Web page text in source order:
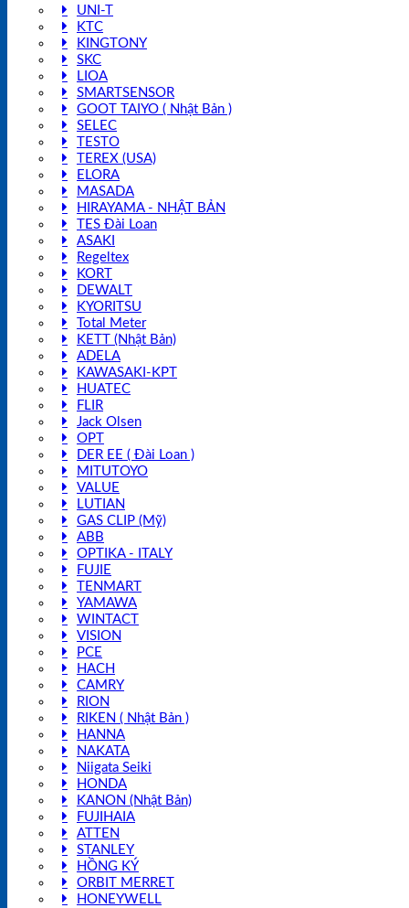
UNI-T
KTC
KINGTONY
SKC
LIOA
SMARTSENSOR
GOOT TAIYO ( Nhật Bản )
SELEC
TESTO
TEREX (USA)
ELORA
MASADA
HIRAYAMA - NHẬT BẢN
TES Đài Loan
ASAKI
Regeltex
KORT
DEWALT
KYORITSU
Total Meter
KETT (Nhật Bản)
ADELA
KAWASAKI-KPT
HUATEC
FLIR
Jack Olsen
OPT
DER EE ( Đài Loan )
MITUTOYO
VALUE
LUTIAN
GAS CLIP (Mỹ)
ABB
OPTIKA - ITALY
FUJIE
TENMART
YAMAWA
WINTACT
VISION
PCE
HACH
CAMRY
RION
RIKEN ( Nhật Bản )
HANNA
NAKATA
Niigata Seiki
HONDA
KANON (Nhật Bản)
FUJIHAIA
ATTEN
STANLEY
HỒNG KÝ
ORBIT MERRET
HONEYWELL